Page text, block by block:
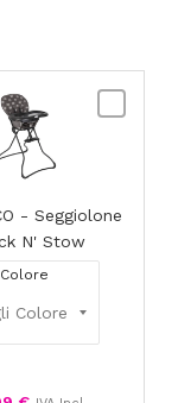
- Seggiolone
N' Stow
Colore